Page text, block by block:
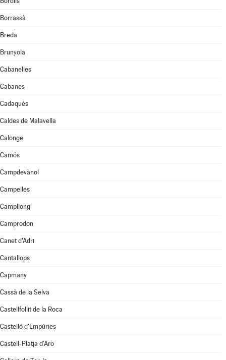
Borrassà
Breda
Brunyola
Cabanelles
Cabanes
Cadaqués
Caldes de Malavella
Calonge
Camós
Campdevànol
Campelles
Campllong
Camprodon
Canet d'Adri
Cantallops
Capmany
Cassà de la Selva
Castellfollit de la Roca
Castelló d'Empúries
Castell-Platja d'Aro